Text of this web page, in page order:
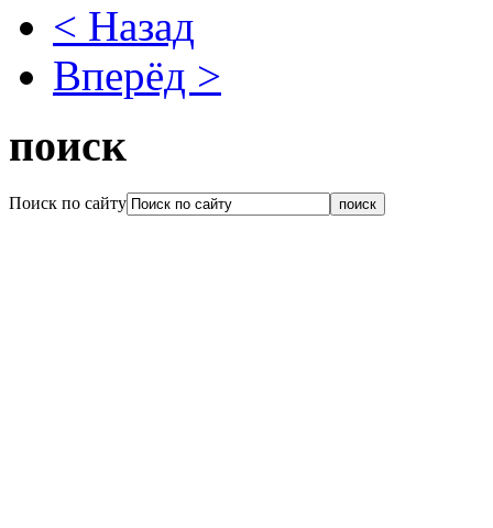
< Назад
Вперёд >
поиск
Поиск по сайту